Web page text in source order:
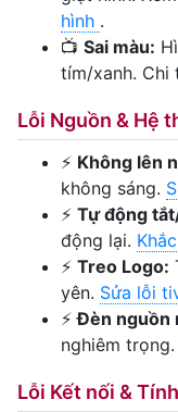
hình .
📺 Sai màu:
tím/xanh. Chi
Lỗi Nguồn & Hệ
⚡ Không lên
không sáng.
⚡ Tự động
động lại.
⚡ Treo Logo:
yên. Sửa lỗi
⚡Đèn nguồn
nghiêm trọng.
Lỗi Kết nối &